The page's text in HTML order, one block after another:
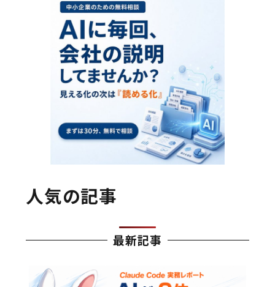
人気の記事
最新記事